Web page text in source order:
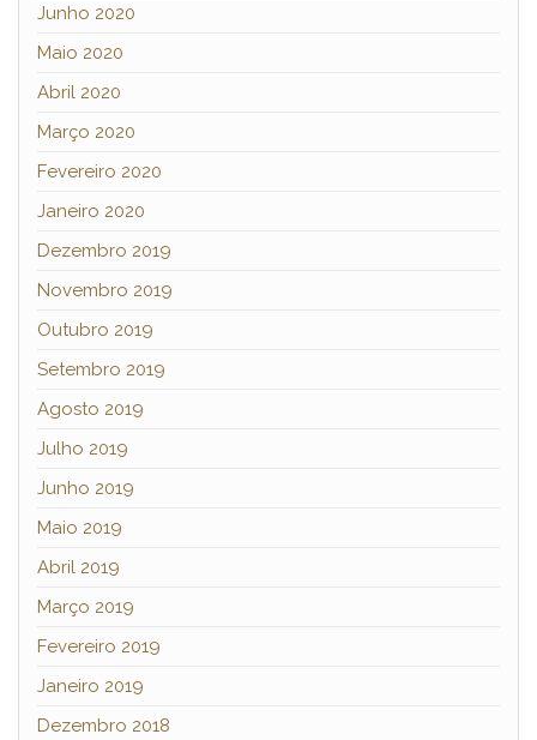
Junho 2020
Maio 2020
Abril 2020
Março 2020
Fevereiro 2020
Janeiro 2020
Dezembro 2019
Novembro 2019
Outubro 2019
Setembro 2019
Agosto 2019
Julho 2019
Junho 2019
Maio 2019
Abril 2019
Março 2019
Fevereiro 2019
Janeiro 2019
Dezembro 2018